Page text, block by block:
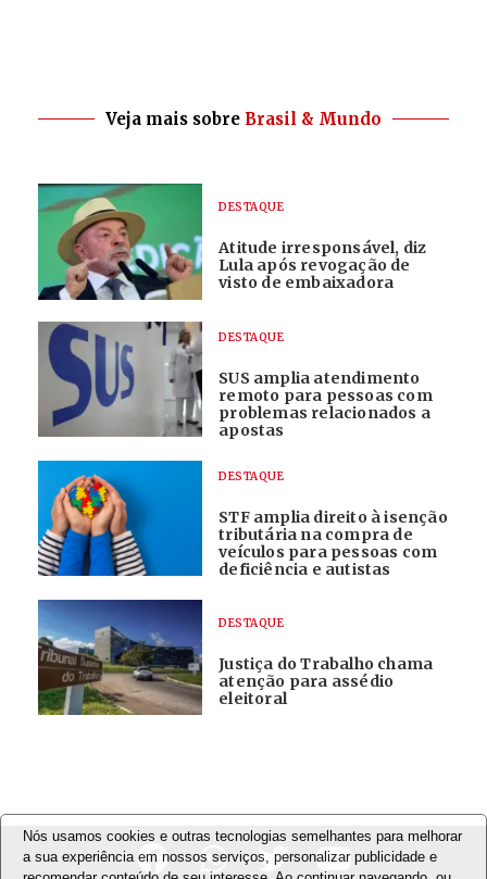
Veja mais sobre Brasil & Mundo
DESTAQUE
Atitude irresponsável, diz
Lula após revogação de
visto de embaixadora
DESTAQUE
SUS amplia atendimento
remoto para pessoas com
problemas relacionados a
apostas
DESTAQUE
STF amplia direito à isenção
tributária na compra de
veículos para pessoas com
deficiência e autistas
DESTAQUE
Justiça do Trabalho chama
atenção para assédio
eleitoral
Nós usamos cookies e outras tecnologias semelhantes para melhorar
a sua experiência em nossos serviços, personalizar publicidade e